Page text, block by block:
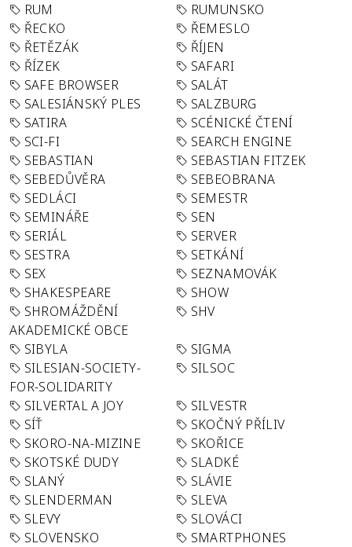
RUM
RUMUNSKO
ŘECKO
ŘEMESLO
ŘETĚZÁK
ŘÍJEN
ŘÍZEK
SAFARI
SAFE BROWSER
SALÁT
SALESIÁNSKÝ PLES
SALZBURG
SATIRA
SCÉNICKÉ ČTENÍ
SCI-FI
SEARCH ENGINE
SEBASTIAN
SEBASTIAN FITZEK
SEBEDŮVĚRA
SEBEOBRANA
SEDLÁCI
SEMESTR
SEMINÁŘE
SEN
SERIÁL
SERVER
SESTRA
SETKÁNÍ
SEX
SEZNAMOVÁK
SHAKESPEARE
SHOW
SHROMÁŽDĚNÍ
AKADEMICKÉ OBCE
SHV
SIBYLA
SIGMA
SILESIAN-SOCIETY-
FOR-SOLIDARITY
SILSOC
SILVERTAL A JOY
SILVESTR
SÍŤ
SKOČNÝ PŘÍLIV
SKORO-NA-MIZINE
SKOŘICE
SKOTSKÉ DUDY
SLADKÉ
SLANÝ
SLÁVIE
SLENDERMAN
SLEVA
SLEVY
SLOVÁCI
SLOVENSKO
SMARTPHONES